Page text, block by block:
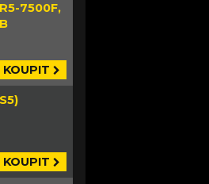
7500F,
KOUPIT
KOUPIT